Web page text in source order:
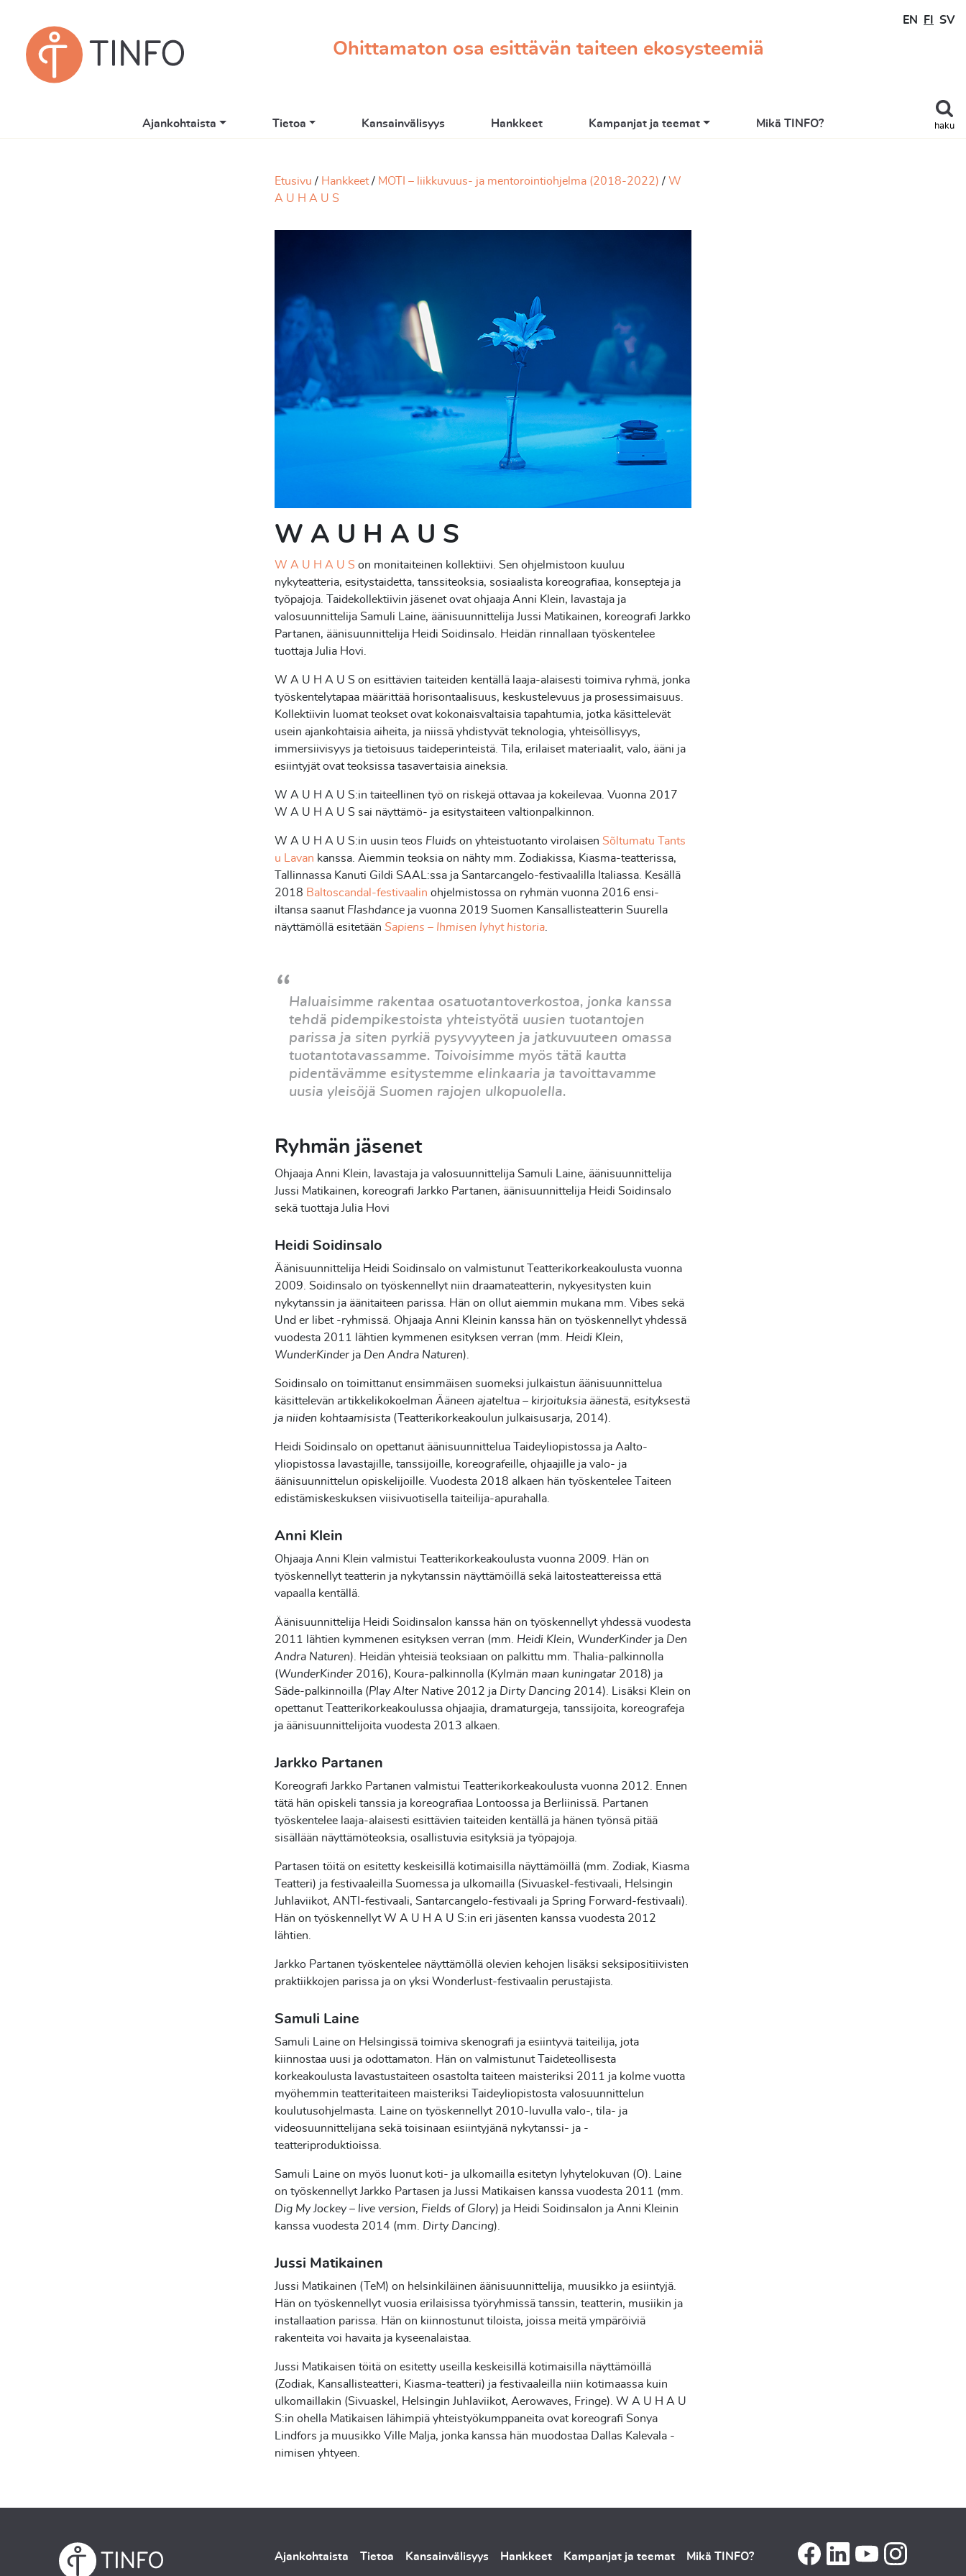
Ohittamaton osa esittävän taiteen ekosysteemiä
EN FI SV
haku
Ajankohtaista Tietoa Kansainvälisyys Hankkeet Kampanjat ja teemat Mikä TINFO?
Etusivu Hankkeet MOTI – liikkuvuus- ja mentorointiohjelma (2018-2022)
W
A U H A U S
W A U H A U S
W A U H A U S on monitaiteinen kollektiivi. Sen ohjelmistoon kuuluu
nykyteatteria, esitystaidetta, tanssiteoksia, sosiaalista koreografiaa, konsepteja ja
työpajoja. Taidekollektiivin jäsenet ovat ohjaaja Anni Klein, lavastaja ja
valosuunnittelija Samuli Laine, äänisuunnittelija Jussi Matikainen, koreografi Jarkko
Partanen, äänisuunnittelija Heidi Soidinsalo. Heidän rinnallaan työskentelee
tuottaja Julia Hovi.
W A U H A U S on esittävien taiteiden kentällä laaja-alaisesti toimiva ryhmä, jonka
työskentelytapaa määrittää horisontaalisuus, keskustelevuus ja prosessimaisuus.
Kollektiivin luomat teokset ovat kokonaisvaltaisia tapahtumia, jotka käsittelevät
usein ajankohtaisia aiheita, ja niissä yhdistyvät teknologia, yhteisöllisyys,
immersiivisyys ja tietoisuus taideperinteistä. Tila, erilaiset materiaalit, valo, ääni ja
esiintyjät ovat teoksissa tasavertaisia aineksia.
W A U H A U S:in taiteellinen työ on riskejä ottavaa ja kokeilevaa. Vuonna 2017
W A U H A U S sai näyttämö- ja esitystaiteen valtionpalkinnon.
W A U H A U S:in uusin teos Fluids on yhteistuotanto virolaisen Sõltumatu Tants
u Lavan kanssa. Aiemmin teoksia on nähty mm. Zodiakissa, Kiasma-teatterissa,
Tallinnassa Kanuti Gildi SAAL:ssa ja Santarcangelo-festivaalilla Italiassa. Kesällä
2018 Baltoscandal-festivaalin ohjelmistossa on ryhmän vuonna 2016 ensi-
iltansa saanut Flashdance ja vuonna 2019 Suomen Kansallisteatterin Suurella
näyttämöllä esitetään Sapiens – Ihmisen lyhyt historia
Haluaisimme rakentaa osatuotantoverkostoa, jonka kanssa
tehdä pidempikestoista yhteistyötä uusien tuotantojen
parissa ja siten pyrkiä pysyvyyteen ja jatkuvuuteen omassa
tuotantotavassamme. Toivoisimme myös tätä kautta
pidentävämme esitystemme elinkaaria ja tavoittavamme
uusia yleisöjä Suomen rajojen ulkopuolella.
Ryhmän jäsenet
Ohjaaja Anni Klein, lavastaja ja valosuunnittelija Samuli Laine, äänisuunnittelija
Jussi Matikainen, koreografi Jarkko Partanen, äänisuunnittelija Heidi Soidinsalo
sekä tuottaja Julia Hovi
Heidi Soidinsalo
Äänisuunnittelija Heidi Soidinsalo on valmistunut Teatterikorkeakoulusta vuonna
2009. Soidinsalo on työskennellyt niin draamateatterin, nykyesitysten kuin
nykytanssin ja äänitaiteen parissa. Hän on ollut aiemmin mukana mm. Vibes sekä
Und er libet -ryhmissä. Ohjaaja Anni Kleinin kanssa hän on työskennellyt yhdessä
vuodesta 2011 lähtien kymmenen esityksen verran (mm.
Heidi Klein,
WunderKinder ja Den Andra Naturen).
Soidinsalo on toimittanut ensimmäisen suomeksi julkaistun äänisuunnittelua
käsittelevän artikkelikokoelman Ääneen ajateltua – kirjoituksia äänestä, esityksestä
ja niiden kohtaamisista (Teatterikorkeakoulun julkaisusarja, 2014).
Heidi Soidinsalo on opettanut äänisuunnittelua Taideyliopistossa ja Aalto-
yliopistossa lavastajille, tanssijoille, koreografeille, ohjaajille ja valo- ja
äänisuunnittelun opiskelijoille. Vuodesta 2018 alkaen hän työskentelee Taiteen
edistämiskeskuksen viisivuotisella taiteilija-apurahalla.
Anni Klein
Ohjaaja Anni Klein valmistui Teatterikorkeakoulusta vuonna 2009. Hän on
työskennellyt teatterin ja nykytanssin näyttämöillä sekä laitosteattereissa että
vapaalla kentällä.
Äänisuunnittelija Heidi Soidinsalon kanssa hän on työskennellyt yhdessä vuodesta
2011 lähtien kymmenen esityksen verran (mm. Heidi Klein, WunderKinder ja Den
Andra Naturen). Heidän yhteisiä teoksiaan on palkittu mm. Thalia-palkinnolla
(WunderKinder 2016), Koura-palkinnolla (Kylmän maan kuningatar 2018) ja
Säde-palkinnoilla (Play Alter Native 2012 ja Dirty Dancing 2014). Lisäksi Klein on
opettanut Teatterikorkeakoulussa ohjaajia, dramaturgeja, tanssijoita, koreografeja
ja äänisuunnittelijoita vuodesta 2013 alkaen.
Jarkko Partanen
Koreografi Jarkko Partanen valmistui Teatterikorkeakoulusta vuonna 2012. Ennen
tätä hän opiskeli tanssia ja koreografiaa Lontoossa ja Berliinissä. Partanen
työskentelee laaja-alaisesti esittävien taiteiden kentällä ja hänen työnsä pitää
sisällään näyttämöteoksia, osallistuvia esityksiä ja työpajoja.
Partasen töitä on esitetty keskeisillä kotimaisilla näyttämöillä (mm. Zodiak, Kiasma
Teatteri) ja festivaaleilla Suomessa ja ulkomailla (Sivuaskel-festivaali, Helsingin
Juhlaviikot, ANTI-festivaali, Santarcangelo-festivaali ja Spring Forward-festivaali).
Hän on työskennellyt W A U H A U S:in eri jäsenten kanssa vuodesta 2012
lähtien.
Jarkko Partanen työskentelee näyttämöllä olevien kehojen lisäksi seksipositiivisten
praktiikkojen parissa ja on yksi Wonderlust-festivaalin perustajista.
Samuli Laine
Samuli Laine on Helsingissä toimiva skenografi ja esiintyvä taiteilija, jota
kiinnostaa uusi ja odottamaton. Hän on valmistunut Taideteollisesta
korkeakoulusta lavastustaiteen osastolta taiteen maisteriksi 2011 ja kolme vuotta
myöhemmin teatteritaiteen maisteriksi Taideyliopistosta valosuunnittelun
koulutusohjelmasta. Laine on työskennellyt 2010-luvulla valo-, tila- ja
videosuunnittelijana sekä toisinaan esiintyjänä nykytanssi- ja -
teatteriproduktioissa.
Samuli Laine on myös luonut koti- ja ulkomailla esitetyn lyhytelokuvan (O). Laine
on työskennellyt Jarkko Partasen ja Jussi Matikaisen kanssa vuodesta 2011 (mm.
Dig My Jockey – live version, Fields of Glory) ja Heidi Soidinsalon ja Anni Kleinin
kanssa vuodesta 2014 (mm. Dirty Dancing).
Jussi Matikainen
Jussi Matikainen (TeM) on helsinkiläinen äänisuunnittelija, muusikko ja esiintyjä.
Hän on työskennellyt vuosia erilaisissa työryhmissä tanssin, teatterin, musiikin ja
installaation parissa. Hän on kiinnostunut tiloista, joissa meitä ympäröiviä
rakenteita voi havaita ja kyseenalaistaa.
Jussi Matikaisen töitä on esitetty useilla keskeisillä kotimaisilla näyttämöillä
(Zodiak, Kansallisteatteri, Kiasma-teatteri) ja festivaaleilla niin kotimaassa kuin
ulkomaillakin (Sivuaskel, Helsingin Juhlaviikot, Aerowaves, Fringe). W A U H A U
S:in ohella Matikaisen lähimpiä yhteistyökumppaneita ovat koreografi Sonya
Lindfors ja muusikko Ville Malja, jonka kanssa hän muodostaa Dallas Kalevala -
nimisen yhtyeen.
Ajankohtaista Tietoa Kansainvälisyys Hankkeet Kampanjat ja teemat Mikä TINFO?